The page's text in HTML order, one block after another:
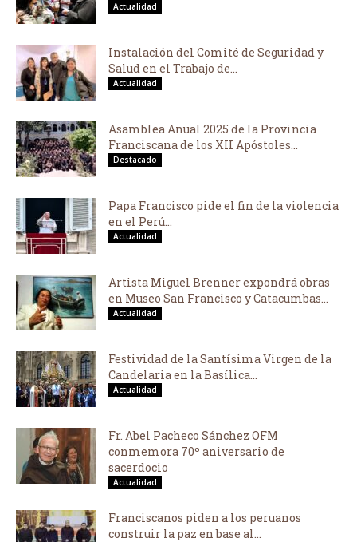
Actualidad
Instalación del Comité de Seguridad y
Salud en el Trabajo de...
Actualidad
Asamblea Anual 2025 de la Provincia
Franciscana de los XII Apóstoles...
Destacado
Papa Francisco pide el fin de la violencia
en el Perú...
Actualidad
Artista Miguel Brenner expondrá obras
en Museo San Francisco y Catacumbas...
Actualidad
Festividad de la Santísima Virgen de la
Candelaria en la Basílica...
Actualidad
Fr. Abel Pacheco Sánchez OFM
conmemora 70º aniversario de
sacerdocio
Actualidad
Franciscanos piden a los peruanos
construir la paz en base al...